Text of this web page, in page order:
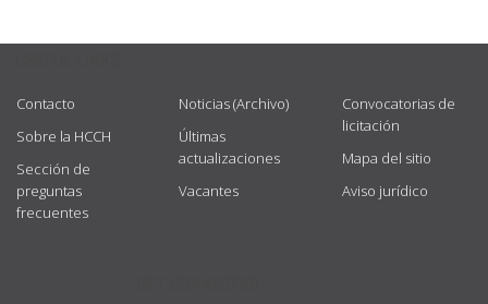
Contacto
Sobre la HCCH
Sección de
preguntas
frecuentes
Noticias (Archivo)
Últimas
actualizaciones
Vacantes
Convocatorias de
licitación
Mapa del sitio
Aviso jurídico